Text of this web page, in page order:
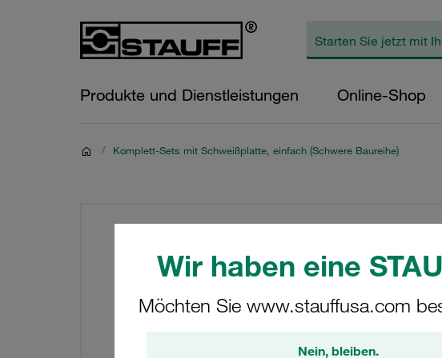
Wir haben eine
Möchten Sie www.stauffusa.com
Nein, bleiben.
Produkte und Dienstleistungen Online-Shop
/ Komplett-Sets mit Schweißplatte, einfach (Schwere Baureihe)